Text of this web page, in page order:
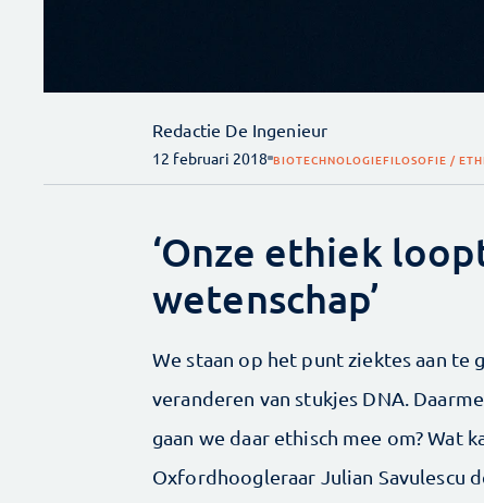
Redactie De Ingenieur
12 februari 2018 BIOTECHNOLOGIEFILOSOFIE /
‘Onze ethiek
wetenschap’
We staan op het punt ziektes aan te
veranderen van stukjes DNA.
gaan we daar ethisch mee om? Wat
Oxfordhoogleraar Julian Savulescu